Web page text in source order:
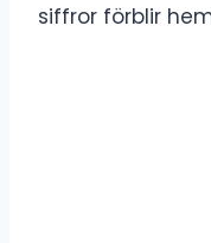
siffror förblir